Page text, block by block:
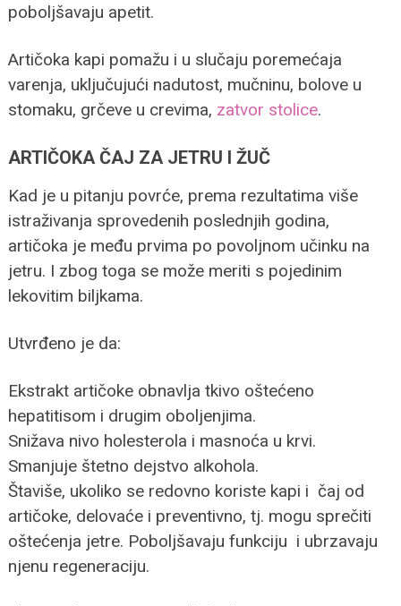
poboljšavaju apetit.
Artičoka kapi pomažu i u slučaju poremećaja
varenja, uključujući nadutost, mučninu, bolove u
stomaku, grčeve u crevima, zatvor stolice.
ARTIČOKA ČAJ ZA JETRU I ŽUČ
Kad je u pitanju povrće, prema rezultatima više
istraživanja sprovedenih poslednjih godina,
artičoka je među prvima po povoljnom učinku na
jetru. I zbog toga se može meriti s pojedinim
lekovitim biljkama.
Utvrđeno je da:
Ekstrakt artičoke obnavlja tkivo oštećeno
hepatitisom i drugim oboljenjima.
Snižava nivo holesterola i masnoća u krvi.
Smanjuje štetno dejstvo alkohola.
Štaviše, ukoliko se redovno koriste kapi i čaj od
artičoke, delovaće i preventivno, tj. mogu sprečiti
oštećenja jetre. Poboljšavaju funkciju i ubrzavaju
njenu regeneraciju.